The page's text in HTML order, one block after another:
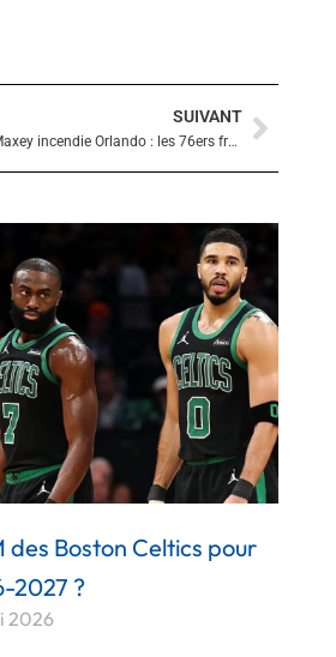
SUIVANT
Paul George dégoupille, Maxey incendie Orlando : les 76ers frappent un énorme coup en Floride Suivant
des Boston Celtics pour
2027 ?
2026